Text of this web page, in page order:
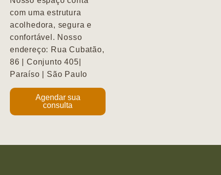
com uma estrutura
acolhedora, segura e
confortável. Nosso
endereço: Rua Cubatão,
86 | Conjunto 405|
Paraíso | São Paulo
Agendar sua
consulta